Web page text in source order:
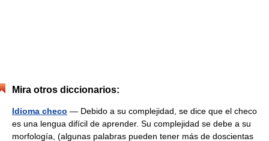
Mira otros diccionarios:
Idioma checo — Debido a su complejidad, se dice que el checo
es una lengua difícil de aprender. Su complejidad se debe a su
morfología, (algunas palabras pueden tener más de doscientas